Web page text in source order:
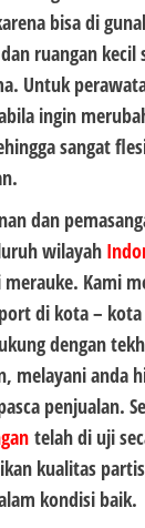
bisa di
ruangan kecil
Untuk
ingin
sangat
dan
wilayah
merauke. Kami
di kota –
dengan
melayani anda
penjualan.
telah di uji
kualitas
kondisi baik.